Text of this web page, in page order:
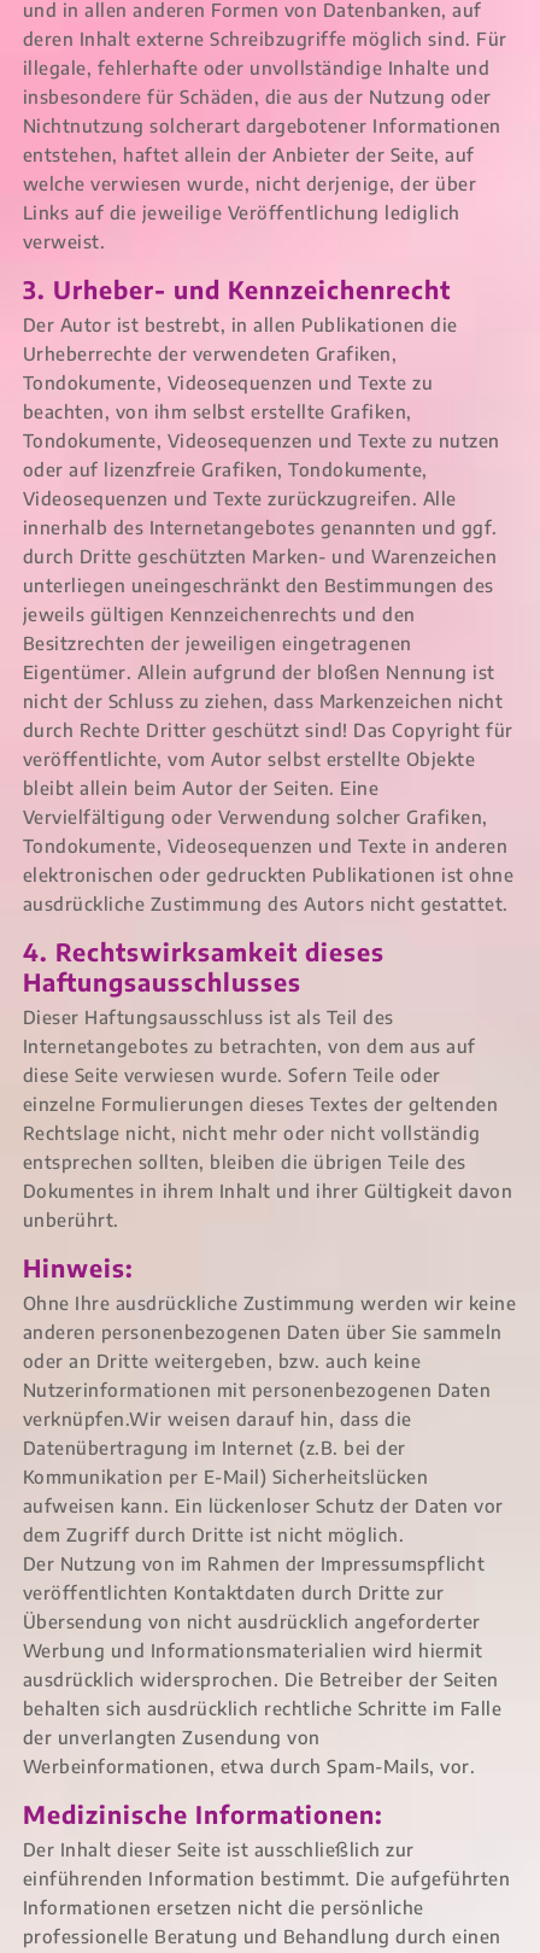
und in allen anderen Formen von Datenbanken, auf
deren Inhalt externe Schreibzugriffe möglich sind. Für
illegale, fehlerhafte oder unvollständige Inhalte und
insbesondere für Schäden, die aus der Nutzung oder
Nichtnutzung solcherart dargebotener Informationen
entstehen, haftet allein der Anbieter der Seite, auf
welche verwiesen wurde, nicht derjenige, der über
Links auf die jeweilige Veröffentlichung lediglich
verweist.
3. Urheber- und Kennzeichenrecht
Der Autor ist bestrebt, in allen Publikationen die
Urheberrechte der verwendeten Grafiken,
Tondokumente, Videosequenzen und Texte zu
beachten, von ihm selbst erstellte Grafiken,
Tondokumente, Videosequenzen und Texte zu nutzen
oder auf lizenzfreie Grafiken, Tondokumente,
Videosequenzen und Texte zurückzugreifen. Alle
innerhalb des Internetangebotes genannten und ggf.
durch Dritte geschützten Marken- und Warenzeichen
unterliegen uneingeschränkt den Bestimmungen des
jeweils gültigen Kennzeichenrechts und den
Besitzrechten der jeweiligen eingetragenen
Eigentümer. Allein aufgrund der bloßen Nennung ist
nicht der Schluss zu ziehen, dass Markenzeichen nicht
durch Rechte Dritter geschützt sind! Das Copyright für
veröffentlichte, vom Autor selbst erstellte Objekte
bleibt allein beim Autor der Seiten. Eine
Vervielfältigung oder Verwendung solcher Grafiken,
Tondokumente, Videosequenzen und Texte in anderen
elektronischen oder gedruckten Publikationen ist ohne
ausdrückliche Zustimmung des Autors nicht gestattet.
4. Rechtswirksamkeit dieses
Haftungsausschlusses
Dieser Haftungsausschluss ist als Teil des
Internetangebotes zu betrachten, von dem aus auf
diese Seite verwiesen wurde. Sofern Teile oder
einzelne Formulierungen dieses Textes der geltenden
Rechtslage nicht, nicht mehr oder nicht vollständig
entsprechen sollten, bleiben die übrigen Teile des
Dokumentes in ihrem Inhalt und ihrer Gültigkeit davon
unberührt.
Hinweis:
Ohne Ihre ausdrückliche Zustimmung werden wir keine
anderen personenbezogenen Daten über Sie sammeln
oder an Dritte weitergeben, bzw. auch keine
Nutzerinformationen mit personenbezogenen Daten
verknüpfen.Wir weisen darauf hin, dass die
Datenübertragung im Internet (z.B. bei der
Kommunikation per E-Mail) Sicherheitslücken
aufweisen kann. Ein lückenloser Schutz der Daten vor
dem Zugriff durch Dritte ist nicht möglich.
Der Nutzung von im Rahmen der Impressumspflicht
veröffentlichten Kontaktdaten durch Dritte zur
Übersendung von nicht ausdrücklich angeforderter
Werbung und Informationsmaterialien wird hiermit
ausdrücklich widersprochen. Die Betreiber der Seiten
behalten sich ausdrücklich rechtliche Schritte im Falle
der unverlangten Zusendung von
Werbeinformationen, etwa durch Spam-Mails, vor.
Medizinische Informationen:
Der Inhalt dieser Seite ist ausschließlich zur
einführenden Information bestimmt. Die aufgeführten
Informationen ersetzen nicht die persönliche
professionelle Beratung und Behandlung durch einen